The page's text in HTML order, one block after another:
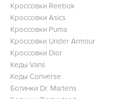
Кроссовки Reebok
Кроссовки Asics
Кроссовки Puma
Кроссовки Under Armour
Кроссовки Dior
Кеды Vans
Кеды Converse
Ботинки Dr. Martens